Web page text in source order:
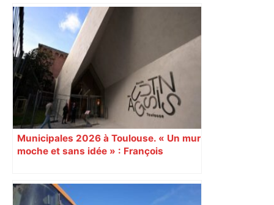
Municipales 2026 à Toulouse. « Un mur
moche et sans idée » : François
Augustins